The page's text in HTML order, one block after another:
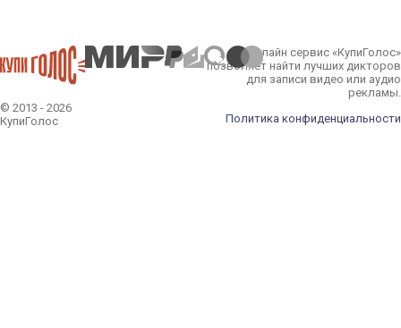
© 2013 - 2026
КупиГолос
Онлайн сервис «КупиГолос»
позволяет найти лучших дикторов
для записи видео или аудио
рекламы.
Политика конфиденциальности